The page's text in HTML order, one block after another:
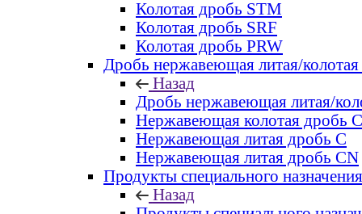
Колотая дробь STM
Колотая дробь SRF
Колотая дробь PRW
Дробь нержавеющая литая/колотая
Назад
Дробь нержавеющая литая/
Нержавеющая колотая дробь
Нержавеющая литая дробь C
Нержавеющая литая дробь CN
Продукты специального назначения
Назад